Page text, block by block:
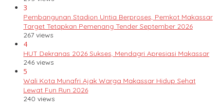
3
Pembangunan Stadion Untia Berproses, Pemkot Makassar
Target Tetapkan Pemenang Tender September 2026
267 views
4
HUT Dekranas 2026 Sukses, Mendagri Apresiasi Makassar
246 views
5
Wali Kota Munafri Ajak Warga Makassar Hidup Sehat
Lewat Fun Run 2026
240 views